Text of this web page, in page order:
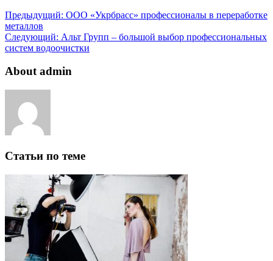
Предыдущий: ООО «Укрбрасс» профессионалы в переработке
металлов
Следующий: Альт Групп – большой выбор профессиональных
систем водоочистки
About admin
Статьи по теме